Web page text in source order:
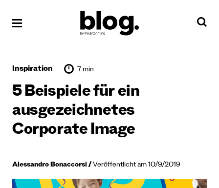
Inspiration 7 min
5 Beispiele für ein
ausgezeichnetes
Corporate Image
Alessandro Bonaccorsi Veröffentlicht am 10/9/2019